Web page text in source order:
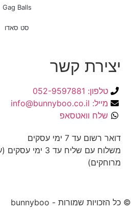
Gag Balls
סט סאדו
יצירת קשר
טלפון: 052-9597881
מייל: info@bunnyboo.co.il
שלח וואטסאפ
דואר רשום עד 7 ימי עסקים
מרוחקים)
© כל הזכויות שמורות - bunnyboo